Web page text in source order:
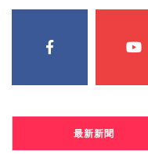
最新新聞